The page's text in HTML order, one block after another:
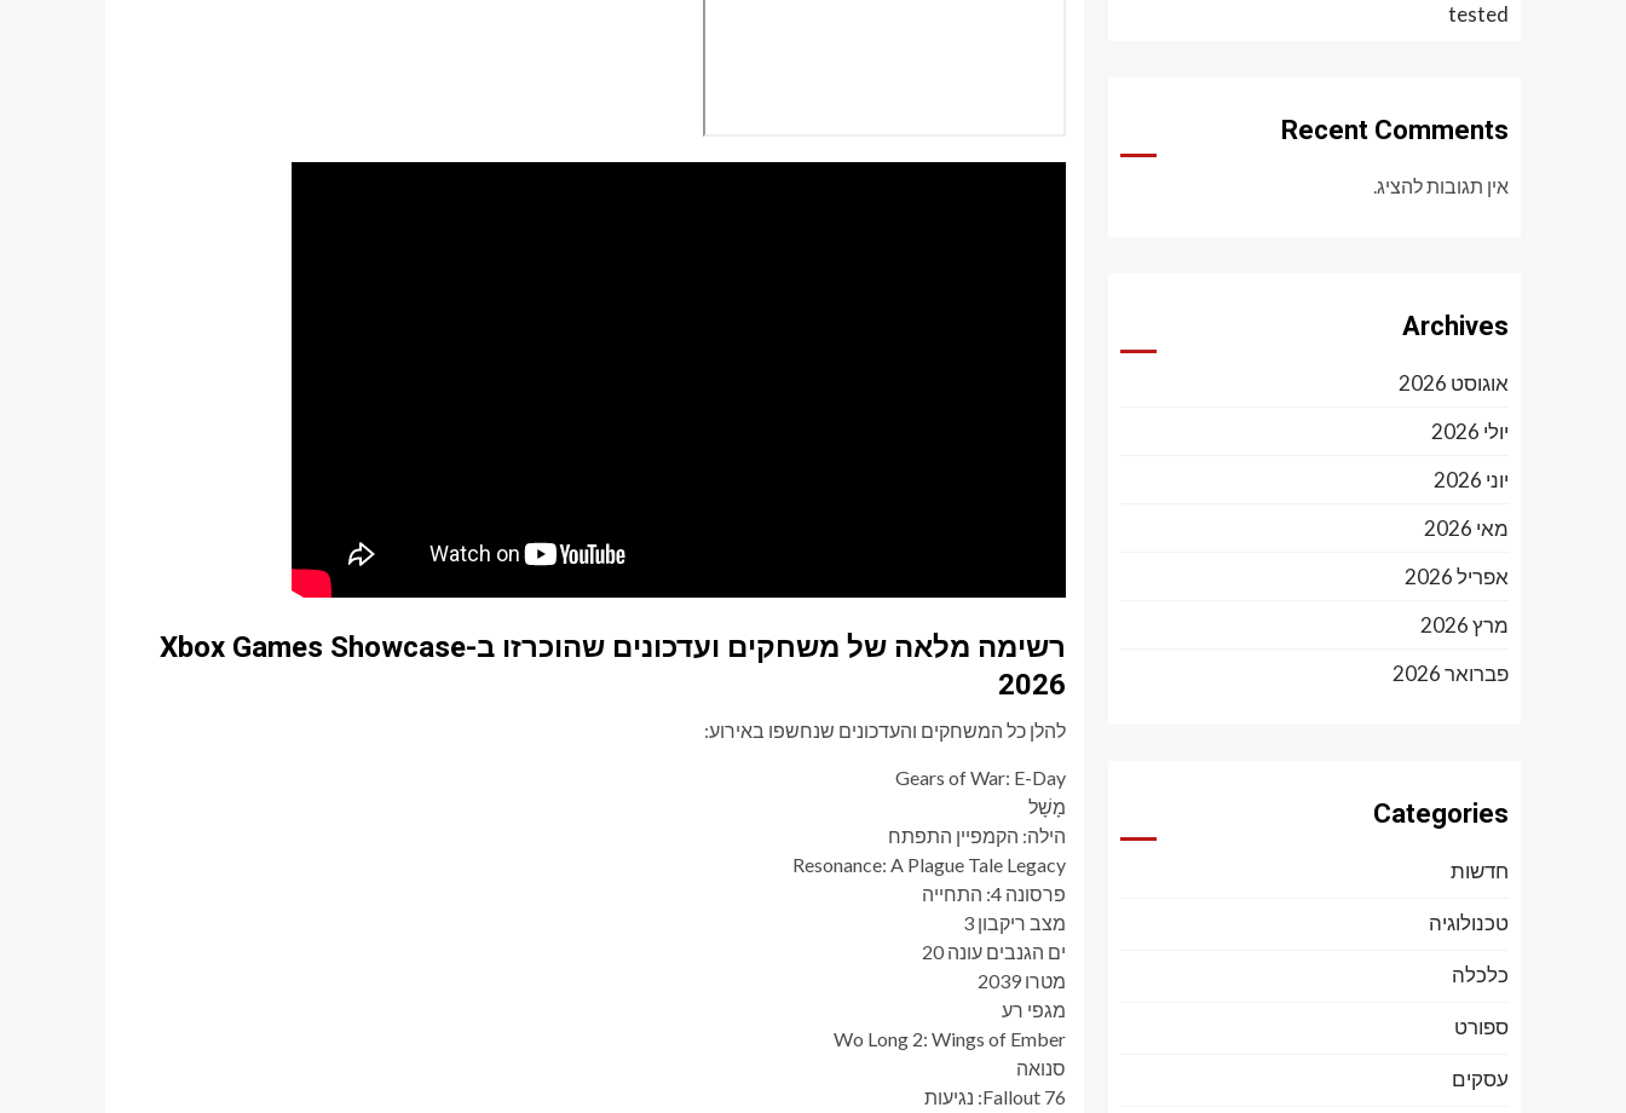
רשימה מלאה של משחקים ועדכונים שהוכרזו ב-Xbox Games Showcase
2026
להלן כל המשחקים והעדכונים שנחשפו באירוע:
Gears of War: E-Day
מָשָׁל
הילה: הקמפיין התפתח
Resonance: A Plague Tale Legacy
פרסונה 4: התחייה
מצב ריקבון 3
ים הגנבים עונה 20
מטרו 2039
מגפי רע
Wo Long 2: Wings of Ember
סנואה
Fallout 76: נגיעות
tested
Recent Comments
אין תגובות להציג.
Archives
אוגוסט 2026
יולי 2026
יוני 2026
מאי 2026
אפריל 2026
מרץ 2026
פברואר 2026
Categories
חדשות
טכנולוגיה
כלכלה
ספורט
עסקים